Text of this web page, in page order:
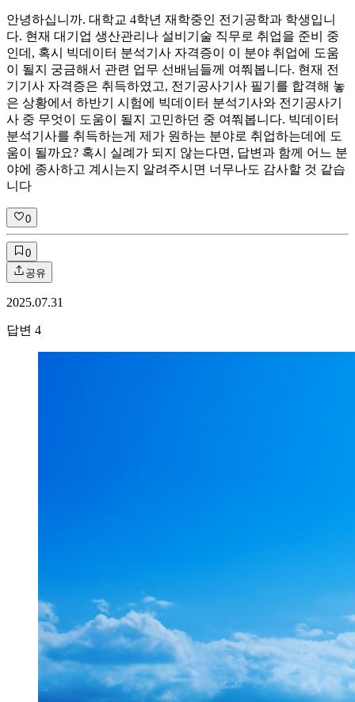
안녕하십니까. 대학교 4학년 재학중인 전기공학과 학생입니
다. 현재 대기업 생산관리나 설비기술 직무로 취업을 준비 중
인데, 혹시 빅데이터 분석기사 자격증이 이 분야 취업에 도움
이 될지 궁금해서 관련 업무 선배님들께 여쭤봅니다. 현재 전
기기사 자격증은 취득하였고, 전기공사기사 필기를 합격해 놓
은 상황에서 하반기 시험에 빅데이터 분석기사와 전기공사기
사 중 무엇이 도움이 될지 고민하던 중 여쭤봅니다. 빅데이터
분석기사를 취득하는게 제가 원하는 분야로 취업하는데에 도
움이 될까요? 혹시 실례가 되지 않는다면, 답변과 함께 어느 분
야에 종사하고 계시는지 알려주시면 너무나도 감사할 것 같습
니다
0
0
공유
2025.07.31
답변 4